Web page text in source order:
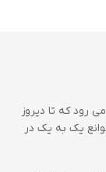
رود که تا دیروز
یک به یک در